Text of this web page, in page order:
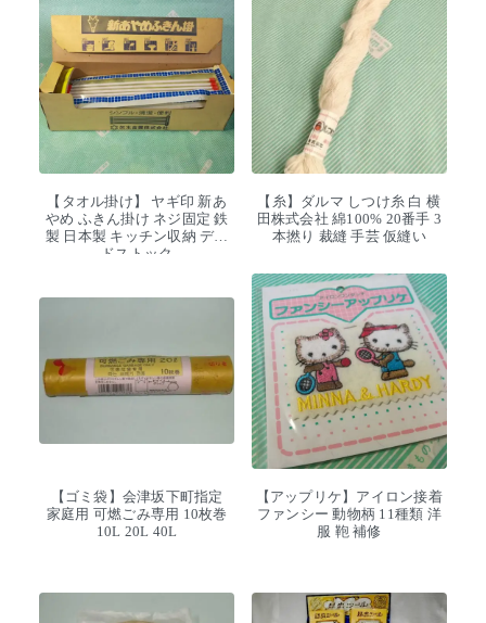
【タオル掛け】 ヤギ印 新あ
やめ ふきん掛け ネジ固定 鉄
製 日本製 キッチン収納 デッ
ドストック
【糸】ダルマ しつけ糸 白 横
田株式会社 綿100% 20番手 3
本撚り 裁縫 手芸 仮縫い
【ゴミ袋】会津坂下町指定
家庭用 可燃ごみ専用 10枚巻
10L 20L 40L
【アップリケ】アイロン接着
ファンシー 動物柄 11種類 洋
服 鞄 補修